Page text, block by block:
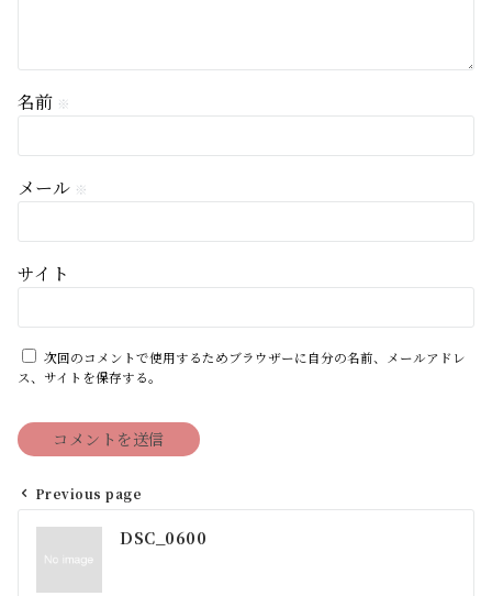
名前 ※
メール ※
サイト
次回のコメントで使用するためブラウザーに自分の名前、メールアドレ
ス、サイトを保存する。
投
Previous page
DSC_0600